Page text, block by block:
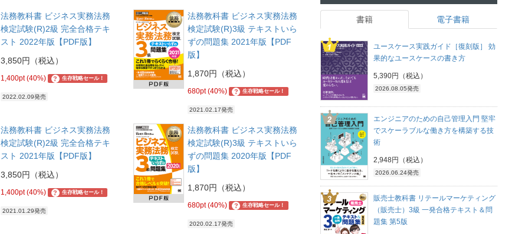
法務教科書 ビジネス実務法務
検定試験(R)2級 完全合格テキ
スト 2022年版【PDF版】
3,850円（税込）
1,400pt (40%) ? 生存戦略セール！
2022.02.09発売
法務教科書 ビジネス実務法務
検定試験(R)3級 テキストいら
ずの問題集 2021年版【PDF
版】
1,870円（税込）
680pt (40%) ? 生存戦略セール！
2021.02.17発売
法務教科書 ビジネス実務法務
検定試験(R)2級 完全合格テキ
スト 2021年版【PDF版】
3,850円（税込）
1,400pt (40%) ? 生存戦略セール！
2021.01.29発売
法務教科書 ビジネス実務法務
検定試験(R)3級 テキストいら
ずの問題集 2020年版【PDF
版】
1,870円（税込）
680pt (40%) ? 生存戦略セール！
2020.02.17発売
書籍 電子書籍
ユースケース実践ガイド［復刻版］ 効
果的なユースケースの書き方
5,390円（税込）
2026.08.05発売
エンジニアのための自己管理入門 堅牢
でスケーラブルな働き方を構築する技
術
2,948円（税込）
2026.06.24発売
販売士教科書 リテールマーケティング
（販売士）3級 一発合格テキスト＆問
題集 第5版